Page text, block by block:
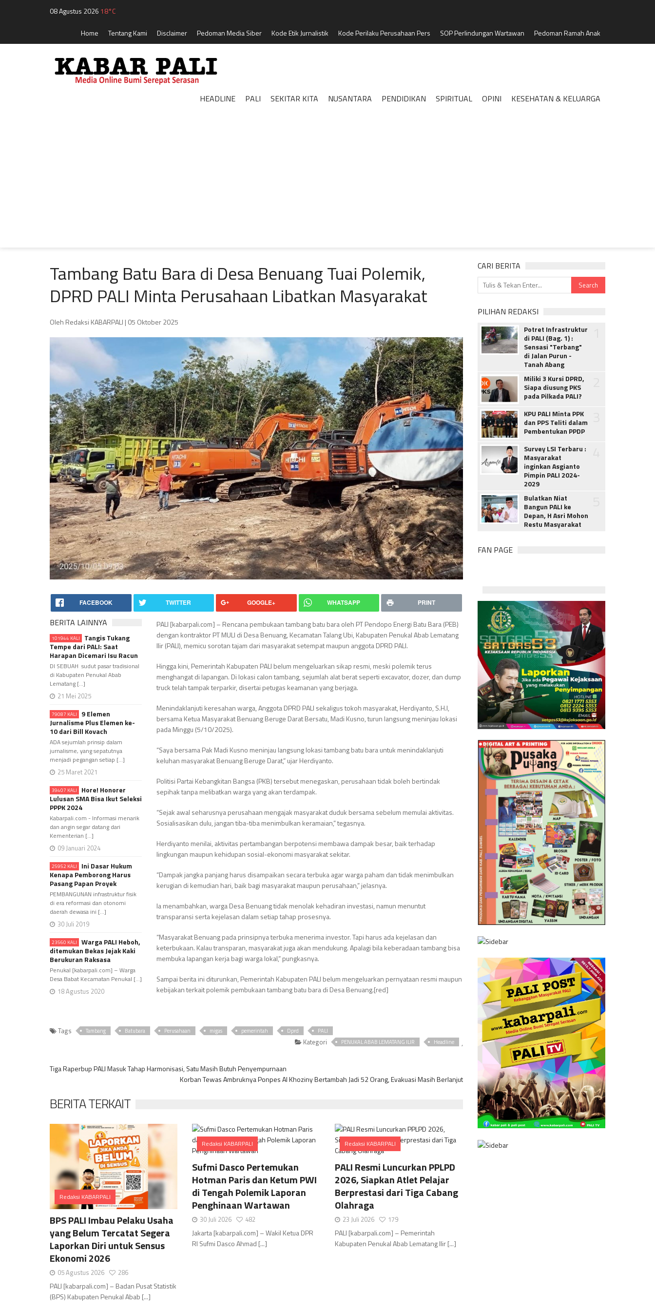
08 Agustus 2026 18°C
Home Tentang Kami Disclaimer Pedoman Media Siber Kode Etik Jurnalistik Kode Perilaku Perusahaan Pers SOP Perlindungan Wartawan Pedoman Ramah Anak
HEADLINE PALI SEKITAR KITA NUSANTARA PENDIDIKAN SPIRITUAL OPINI KESEHATAN & KELUARGA
Tambang Batu Bara di Desa Benuang Tuai Polemik,
DPRD PALI Minta Perusahaan Libatkan Masyarakat
Oleh Redaksi KABARPALI | 05 Oktober 2025
FACEBOOK TWITTER GOOGLE+ WHATSAPP PRINT
BERITA LAINNYA
101944 KALI
Tangis Tukang
Tempe dari PALI: Saat
Harapan Dicemari Isu Racun
DI SEBUAH sudut pasar tradisional
di Kabupaten Penukal Abab
Lematang [...]
21 Mei 2025
79087 KALI
9 Elemen
Jurnalisme Plus Elemen ke-
10 dari Bill Kovach
ADA sejumlah prinsip dalam
jurnalisme, yang sepatutnya
menjadi pegangan setiap [...]
25 Maret 2021
39407 KALI
Hore! Honorer
Lulusan SMA Bisa Ikut Seleksi
PPPK 2024
Kabarpali.com - Informasi menarik
dan angin segar datang dari
Kementerian [...]
09 Januari 2024
25952 KALI
Ini Dasar Hukum
Kenapa Pemborong Harus
Pasang Papan Proyek
PEMBANGUNAN infrastruktur fisik
di era reformasi dan otonomi
daerah dewasa ini [...]
30 Juli 2019
23560 KALI
Warga PALI Heboh,
ditemukan Bekas Jejak Kaki
Berukuran Raksasa
Penukal [kabarpali.com] – Warga
Desa Babat Kecamatan Penukal [...]
18 Agustus 2020
PALI [kabarpali.com] – Rencana pembukaan tambang batu bara oleh PT Pendopo Energi Batu Bara (PEB)
dengan kontraktor PT MULI di Desa Benuang, Kecamatan Talang Ubi, Kabupaten Penukal Abab Lematang
Ilir (PALI), memicu sorotan tajam dari masyarakat setempat maupun anggota DPRD PALI.
Hingga kini, Pemerintah Kabupaten PALI belum mengeluarkan sikap resmi, meski polemik terus
menghangat di lapangan. Di lokasi calon tambang, sejumlah alat berat seperti excavator, dozer, dan dump
truck telah tampak terparkir, disertai petugas keamanan yang berjaga.
Menindaklanjuti keresahan warga, Anggota DPRD PALI sekaligus tokoh masyarakat, Herdiyanto, S.H.I,
bersama Ketua Masyarakat Benuang Beruge Darat Bersatu, Madi Kusno, turun langsung meninjau lokasi
pada Minggu (5/10/2025).
“Saya bersama Pak Madi Kusno meninjau langsung lokasi tambang batu bara untuk menindaklanjuti
keluhan masyarakat Benuang Beruge Darat,” ujar Herdiyanto.
Politisi Partai Kebangkitan Bangsa (PKB) tersebut menegaskan, perusahaan tidak boleh bertindak
sepihak tanpa melibatkan warga yang akan terdampak.
“Sejak awal seharusnya perusahaan mengajak masyarakat duduk bersama sebelum memulai aktivitas.
Sosialisasikan dulu, jangan tiba-tiba menimbulkan keramaian,” tegasnya.
Herdiyanto menilai, aktivitas pertambangan berpotensi membawa dampak besar, baik terhadap
lingkungan maupun kehidupan sosial-ekonomi masyarakat sekitar.
“Dampak jangka panjang harus disampaikan secara terbuka agar warga paham dan tidak menimbulkan
kerugian di kemudian hari, baik bagi masyarakat maupun perusahaan,” jelasnya.
Ia menambahkan, warga Desa Benuang tidak menolak kehadiran investasi, namun menuntut
transparansi serta kejelasan dalam setiap tahap prosesnya.
“Masyarakat Benuang pada prinsipnya terbuka menerima investor. Tapi harus ada kejelasan dan
keterbukaan. Kalau transparan, masyarakat juga akan mendukung. Apalagi bila keberadaan tambang bisa
membuka lapangan kerja bagi warga lokal,” pungkasnya.
Sampai berita ini diturunkan, Pemerintah Kabupaten PALI belum mengeluarkan pernyataan resmi maupun
kebijakan terkait polemik pembukaan tambang batu bara di Desa Benuang.[red]
Tags Tambang Batubara Perusahaan migas pemerintah Dprd PALI
Kategori PENUKAL ABAB LEMATANG ILIR ,
Headline
Tiga Raperbup PALI Masuk Tahap Harmonisasi, Satu Masih Butuh Penyempurnaan
Korban Tewas Ambruknya Ponpes Al Khoziny Bertambah Jadi 52 Orang, Evakuasi Masih Berlanjut
BERITA TERKAIT
Redaksi KABARPALI
Comments
BPS PALI Imbau Pelaku Usaha
yang Belum Tercatat Segera
Laporkan Diri untuk Sensus
Ekonomi 2026
05 Agustus 2026 286
PALI [kabarpali.com] – Badan Pusat Statistik
(BPS) Kabupaten Penukal Abab [...]
Redaksi KABARPALI
Sufmi Dasco Pertemukan
Hotman Paris dan Ketum PWI
di Tengah Polemik Laporan
Penghinaan Wartawan
30 Juli 2026 482
Jakarta [kabarpali.com] – Wakil Ketua DPR
RI Sufmi Dasco Ahmad [...]
Redaksi KABARPALI
PALI Resmi Luncurkan PPLPD
2026, Siapkan Atlet Pelajar
Berprestasi dari Tiga Cabang
Olahraga
23 Juli 2026 179
PALI [kabarpali.com] – Pemerintah
Kabupaten Penukal Abab Lematang Ilir [...]
CARI BERITA
PILIHAN REDAKSI
Potret Infrastruktur
di PALI (Bag. 1) :
Sensasi "Terbang"
di Jalan Purun -
Tanah Abang
Miliki 3 Kursi DPRD,
Siapa diusung PKS
pada Pilkada PALI?
KPU PALI Minta PPK
dan PPS Teliti dalam
Pembentukan PPDP
Survey LSI Terbaru :
Masyarakat
inginkan Asgianto
Pimpin PALI 2024-
2029
Bulatkan Niat
Bangun PALI ke
Depan, H Asri Mohon
Restu Masyarakat
FAN PAGE